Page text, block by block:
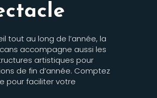
tout au long de l’année, la
accompagne aussi les
artistiques pour
de fin d’année. Comptez
pour faciliter votre